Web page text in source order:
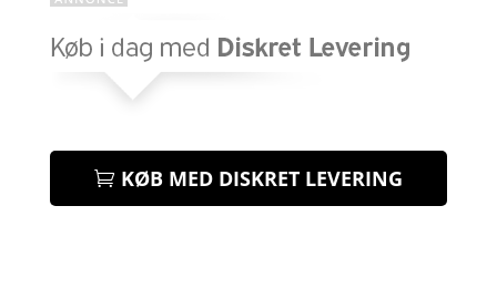
KØB MED DISKRET LEVERING